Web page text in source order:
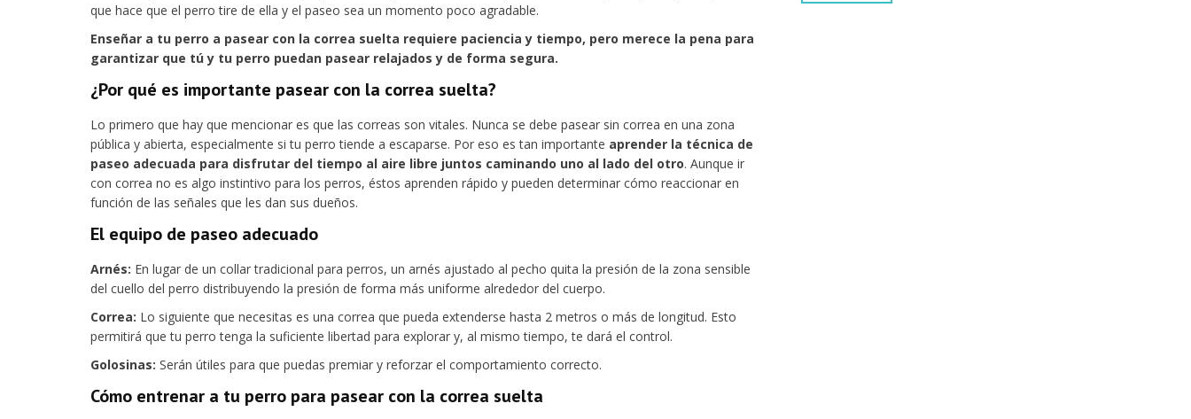
que hace que el perro tire de ella y el paseo sea un momento poco agradable.
Enseñar a tu perro a pasear con la correa suelta requiere paciencia y tiempo, pero merece la pena para
garantizar que tú y tu perro puedan pasear relajados y de forma segura.
¿Por qué es importante pasear con la correa suelta?
Lo primero que hay que mencionar es que las correas son vitales. Nunca se debe pasear sin correa en una zona
pública y abierta, especialmente si tu perro tiende a escaparse. Por eso es tan importante aprender la técnica de
paseo adecuada para disfrutar del tiempo al aire libre juntos caminando uno al lado del otro. Aunque ir
con correa no es algo instintivo para los perros, éstos aprenden rápido y pueden determinar cómo reaccionar en
función de las señales que les dan sus dueños.
El equipo de paseo adecuado
Arnés: En lugar de un collar tradicional para perros, un arnés ajustado al pecho quita la presión de la zona sensible
del cuello del perro distribuyendo la presión de forma más uniforme alrededor del cuerpo.
Correa: Lo siguiente que necesitas es una correa que pueda extenderse hasta 2 metros o más de longitud. Esto
permitirá que tu perro tenga la suficiente libertad para explorar y, al mismo tiempo, te dará el control.
Golosinas: Serán útiles para que puedas premiar y reforzar el comportamiento correcto.
Cómo entrenar a tu perro para pasear con la correa suelta